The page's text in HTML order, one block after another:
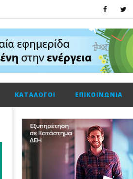
ΚΑΤΆΛΟΓΟΙ ΕΠΙΚΟΙΝΩΝΊΑ